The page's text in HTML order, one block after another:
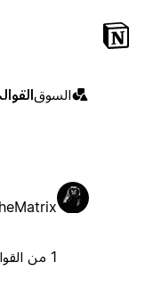
السوق
1 من القوالب